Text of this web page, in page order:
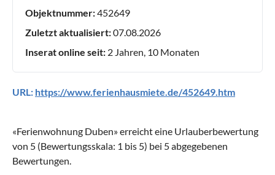
Objektnummer:452649
Zuletzt aktualisiert:07.08.2026
Inserat online seit: 2 Jahren, 10 Monaten
URL: https://www.ferienhausmiete.de/452649.htm
«Ferienwohnung Duben» erreicht eine Urlauberbewertung
von 5 (Bewertungsskala: 1 bis 5) bei 5abgegebenen
Bewertungen.